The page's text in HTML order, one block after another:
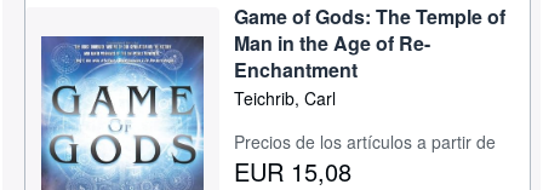
Comenzar a vender
Ayuda
CERRAR
Game of Gods: The Temple of
Man in the Age of Re-
Enchantment
Teichrib, Carl
Precios de los artículos a partir de
EUR 15,08